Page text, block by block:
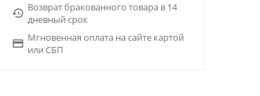
 Возврат бракованного товара в 14
дневный срок
 Мгновенная оплата на сайте картой
или СБП